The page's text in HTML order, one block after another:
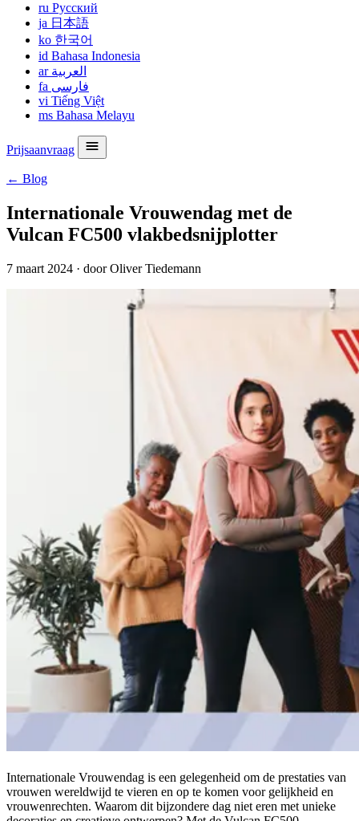
ru Русский
ja 日本語
ko 한국어
id Bahasa Indonesia
ar العربية
fa فارسی
vi Tiếng Việt
ms Bahasa Melayu
Prijsaanvraag
← Blog
Internationale Vrouwendag met de
Vulcan FC500 vlakbedsnijplotter
7 maart 2024 · door Oliver Tiedemann
Internationale Vrouwendag is een gelegenheid om de prestaties van
vrouwen wereldwijd te vieren en op te komen voor gelijkheid en
vrouwenrechten. Waarom dit bijzondere dag niet eren met unieke